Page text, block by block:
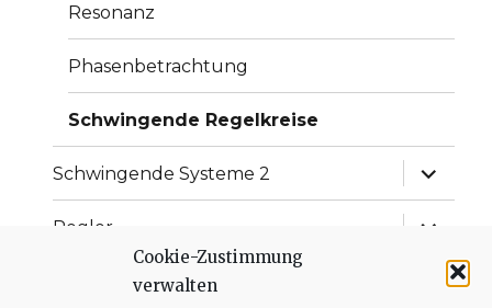
Cookie-Zustimmung
verwalten
Resonanz
Phasenbetrachtung
Schwingende Regelkreise
Schwingende Systeme 2
Regler
Störungen